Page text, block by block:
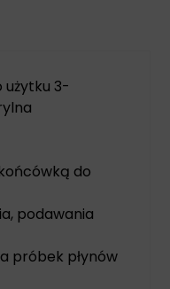
użytku 3-
do
podawania
próbek płynów